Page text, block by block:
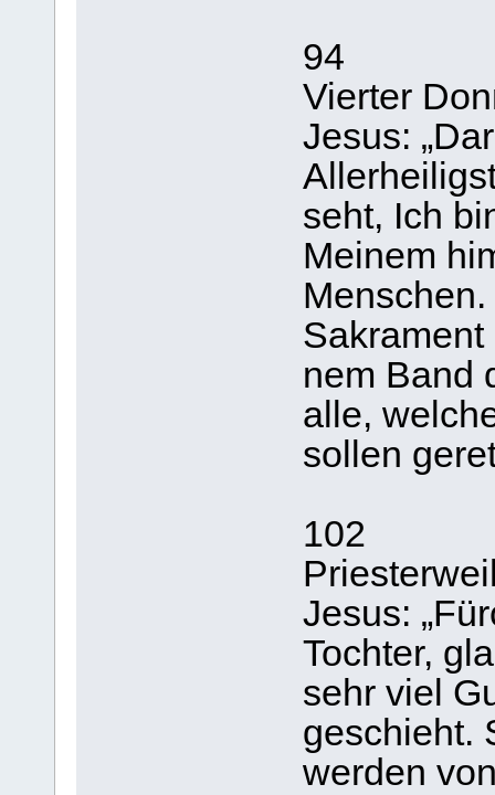
94
Vierter
Jesus:
seht, Ich
Meinem
nem Band
alle,
sollen
102
Jesus:
Tochter,
sehr viel
geschieht.
werden